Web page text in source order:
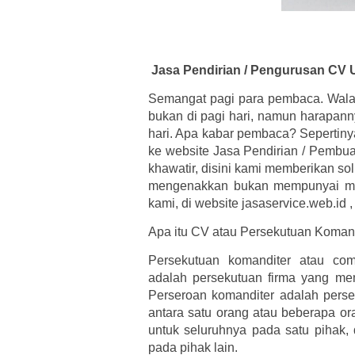
Jasa Pendirian / Pengurusan CV
Semangat pagi para pembaca.
bukan di pagi hari, namun
hari. Apa kabar pembaca?
ke website Jasa Pendirian /
khawatir, disini kami memberikan
mengenakkan bukan mempunyai
kami, di website jasaservice.web.id
Apa itu CV atau Persekutuan
Persekutuan komanditer atau
adalah persekutuan firma yang
Perseroan komanditer adalah
antara satu orang atau beberapa
untuk seluruhnya pada satu
pada pihak lain.